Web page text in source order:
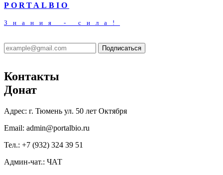
PORTALBIO
Знания - сила!
Подписаться
Контакты
Донат
Адрес: г. Тюмень ул. 50 лет Октября
Email: admin@portalbio.ru
Тел.: +7 (932) 324 39 51
Админ-чат.: ЧАТ